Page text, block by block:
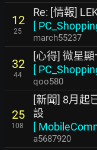
12
25
Re: [情報]
[
march55237
32
44
[心得] 微星
[
qoo580
25
108
[新聞] 8月起
設
[
a5687920